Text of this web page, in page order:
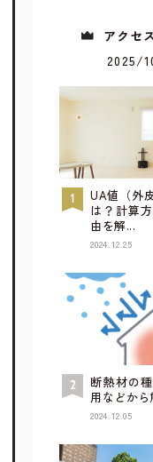
アクセ
2025/
UA値（外
は？計算
由を解...
2024.12.25
断熱材の
用などから
2024.12.05